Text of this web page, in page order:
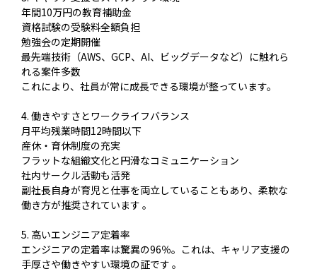
年間10万円の教育補助金
資格試験の受験料全額負担
勉強会の定期開催
最先端技術（AWS、GCP、AI、ビッグデータなど）に触れら
れる案件多数
これにより、社員が常に成長できる環境が整っています。
4. 働きやすさとワークライフバランス
月平均残業時間12時間以下
産休・育休制度の充実
フラットな組織文化と円滑なコミュニケーション
社内サークル活動も活発
副社長自身が育児と仕事を両立していることもあり、柔軟な
働き方が推奨されています 。
5. 高いエンジニア定着率
エンジニアの定着率は驚異の96％。これは、キャリア支援の
手厚さや働きやすい環境の証です 。